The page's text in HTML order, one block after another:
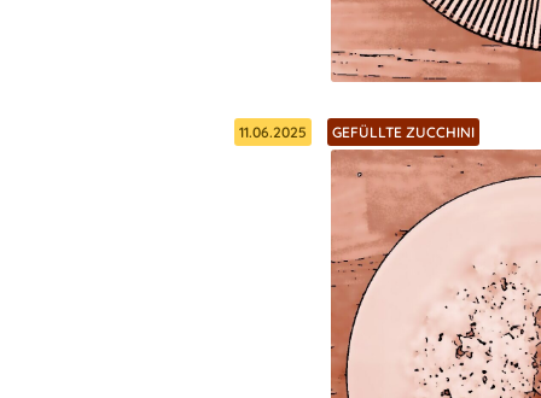
11.06.2025 GEFÜLLTE ZUCCHINI